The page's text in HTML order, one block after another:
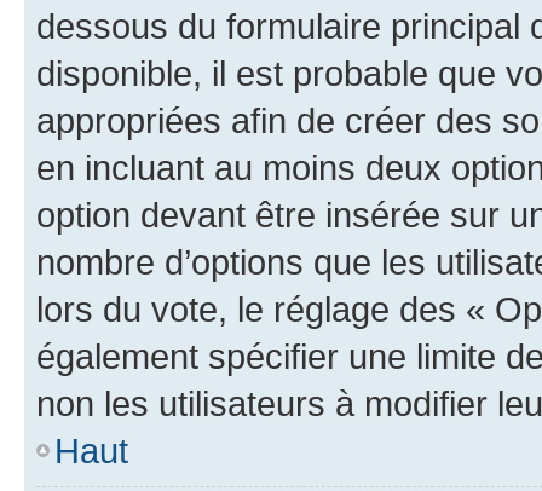
dessous du formulaire principal
disponible, il est probable que
appropriées afin de créer des
en incluant au moins deux
option devant être insérée sur
nombre d’options que les
lors du vote, le réglage des «
également spécifier une limite
non les utilisateurs à modifier
Haut